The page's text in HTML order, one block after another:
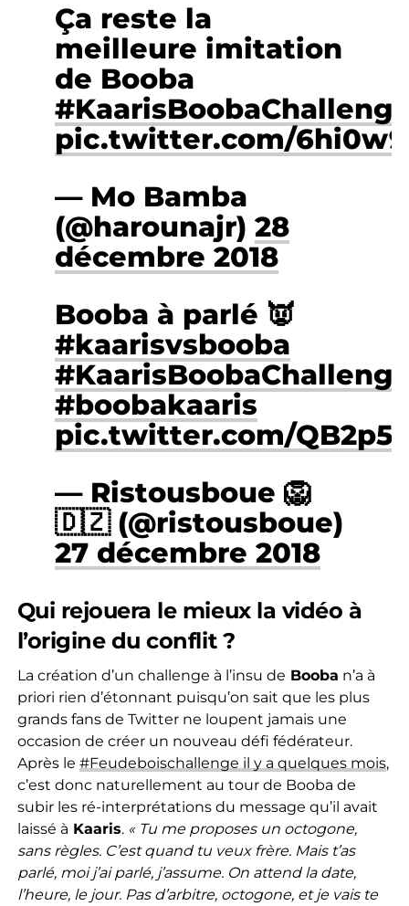
Ça reste la
meilleure imitation
de Booba
pic.twitter.com/
— Mo Bamba
(@harounajr) 28
décembre 2018
Booba à parlé 👿
#kaarisvsbooba
#boobakaaris
pic.twitter.com/
— Ristousboue 🦁
🇩🇿 (@ristousboue)
27 décembre 2018
Qui rejouera le mieux la vidéo à
l’origine du conflit ?
La création d’un challenge à l’insu de Booba n’a à
priori rien d’étonnant puisqu’on sait que les plus
grands fans de Twitter ne loupent jamais une
occasion de créer un nouveau défi fédérateur.
Après le #Feudeboischallenge il y a quelques mois,
c’est donc naturellement au tour de Booba de
subir les ré-interprétations du message qu’il avait
laissé à Kaaris.« Tu me proposes un octogone,
sans règles. C’est quand tu veux frère. Mais t’as
parlé, moi j’ai parlé, j’assume. On attend la date,
l’heure, le jour. Pas d’arbitre, octogone, et je vais te